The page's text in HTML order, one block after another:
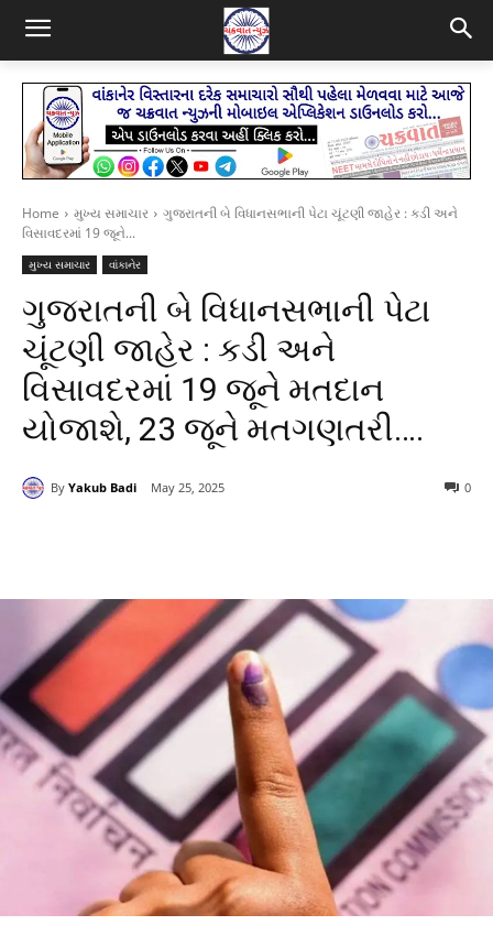
Home મુખ્ય સમાચાર
ગુજરાતની બે વિધાનસભાની પેટા ચૂંટણી જાહેર : કડી અને
વિસાવદરમાં 19 જૂને...
મુખ્ય સમાચાર વાંકાનેર
ગુજરાતની બે વિધાનસભાની પેટા
ચૂંટણી જાહેર : કડી અને
વિસાવદરમાં 19 જૂને મતદાન
યોજાશે, 23 જૂને મતગણતરી….
By Yakub Badi May 25, 2025 0